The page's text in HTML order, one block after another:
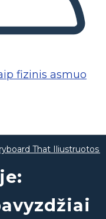
fizinis asmuo
That Iliustruotos